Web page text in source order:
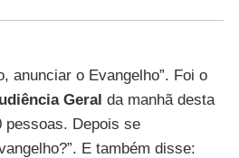
anunciar o Evangelho”. Foi o
Geral da manhã desta
pessoas. Depois se
E também disse: